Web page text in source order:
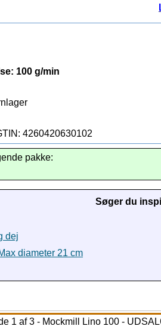
100 g/min
4260420630102
pakke:
Søger du
dej
diameter 21 cm